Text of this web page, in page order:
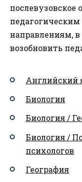
послевузовское
направлениям,
возобновить
Английский
Биология
Биология /
Биология /
психологов
География